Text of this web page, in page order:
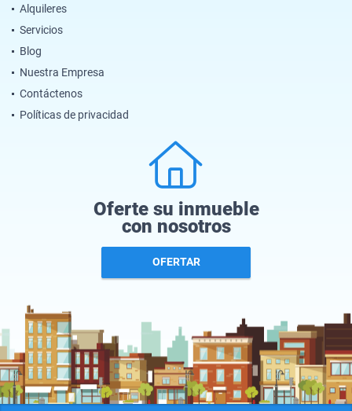
Alquileres
Servicios
Blog
Nuestra Empresa
Contáctenos
Políticas de privacidad
Oferte su inmueble
con nosotros
OFERTAR